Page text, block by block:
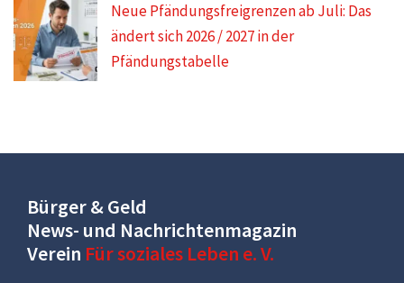
Neue Pfändungsfreigrenzen ab Juli: Das
ändert sich 2026 / 2027 in der
Pfändungstabelle
Bürger & Geld
News- und Nachrichtenmagazin
Verein Für soziales Leben e. V.